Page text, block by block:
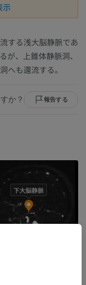
示
する浅大脳静脈であ
が、上錐体静脈洞、
へも還流する。
か？ 報告する